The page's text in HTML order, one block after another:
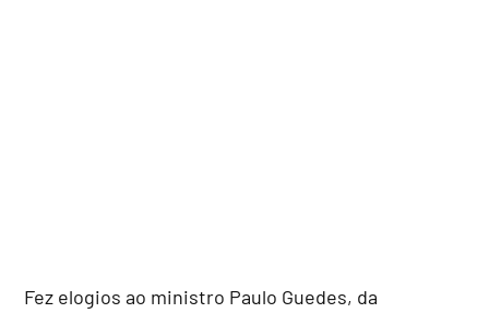
Fez elogios ao ministro Paulo Guedes, da